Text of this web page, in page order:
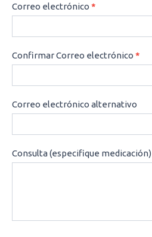
Correo electrónico *
Confirmar Correo electrónico *
Correo electrónico alternativo
Consulta (especifique medicación)